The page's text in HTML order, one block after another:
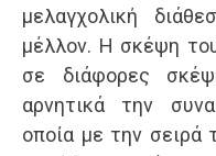
μελαγχολική
μέλλον. Η σκέψη
σε διάφορες
αρνητικά την
οποία με την σειρά